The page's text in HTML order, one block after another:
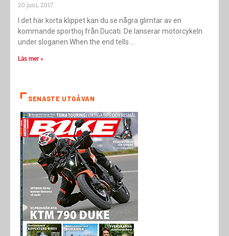
20 juni, 2017
I det här korta klippet kan du se några glimtar av en
kommande sporthoj från Ducati. De lanserar motorcykeln
under sloganen When the end tells
Läs mer »
SENASTE UTGÅVAN